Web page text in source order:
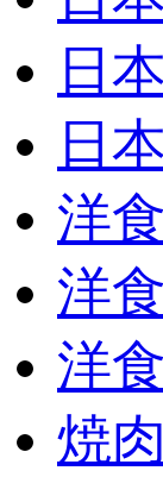
日
日
洋食
洋
洋
焼肉